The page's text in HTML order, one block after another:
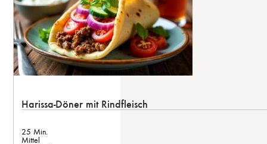
Harissa-Döner mit Rindfleisch
25 Min.
Mittel